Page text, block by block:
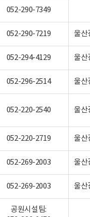
052-290-7349
052-290-7219 울산
052-294-4129 울산
052-296-2514 울산
052-220-2540 울산
052-220-2719 울산
052-269-2003 울산
052-269-2003 울산
공원시설팀: